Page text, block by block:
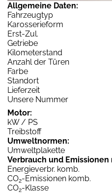
Allgemeine Daten:
Fahrzeugtyp
Karosserieform
Erst-Zul.
Getriebe
Kilometerstand
Anzahl der Türen
Farbe
Standort
Lieferzeit
Unsere Nummer
Motor:
kW / PS
Treibstoff
Umweltnormen:
Umweltplakette
Verbrauch und Emissionen
Energieverbr. komb.
CO2-Emissionen komb.
CO2-Klasse